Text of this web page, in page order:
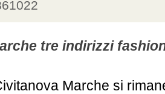
tre indirizzi
Marche si